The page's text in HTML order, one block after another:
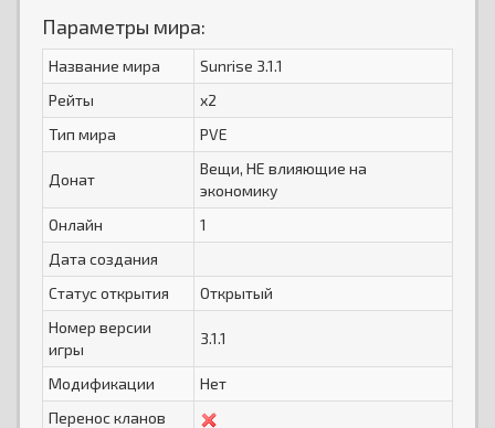
Параметры мира:
Название мира
Sunrise 3.1.1
Рейты
x2
Тип мира
PVE
Донат
Вещи, НЕ влияющие на
экономику
Онлайн
1
Дата создания
Статус открытия
Открытый
Номер версии
игры
3.1.1
Модификации
Нет
Перенос кланов